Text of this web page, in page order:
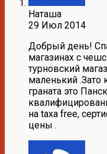
Наташа
29 Июл 2014
Добрый день!
магазинах с
турновский
маленький .Зато
граната это
на taxa free,
цены .